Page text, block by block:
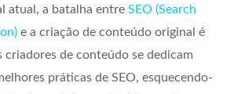
atual, a batalha entre SEO (Search
e a criação de conteúdo original é
de conteúdo se dedicam
práticas de SEO, esquecendo-